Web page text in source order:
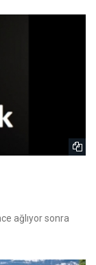
ağlıyor sonra